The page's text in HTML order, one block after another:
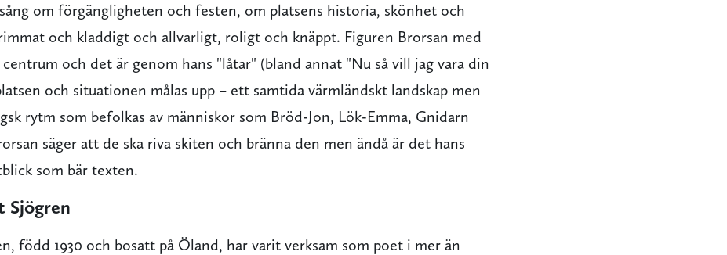
om förgängligheten och festen, om platsens historia, skönhet och
och kladdigt och allvarligt, roligt och knäppt. Figuren Brorsan med
och det är genom hans "låtar" (bland annat "Nu så vill jag vara din
och situationen målas upp – ett samtida värmländskt landskap men
rytm som befolkas av människor som Bröd-Jon, Lök-Emma, Gnidarn
säger att de ska riva skiten och bränna den men ändå är det hans
som bär texten.
Sjögren
född 1930 och bosatt på Öland, har varit verksam som poet i mer än